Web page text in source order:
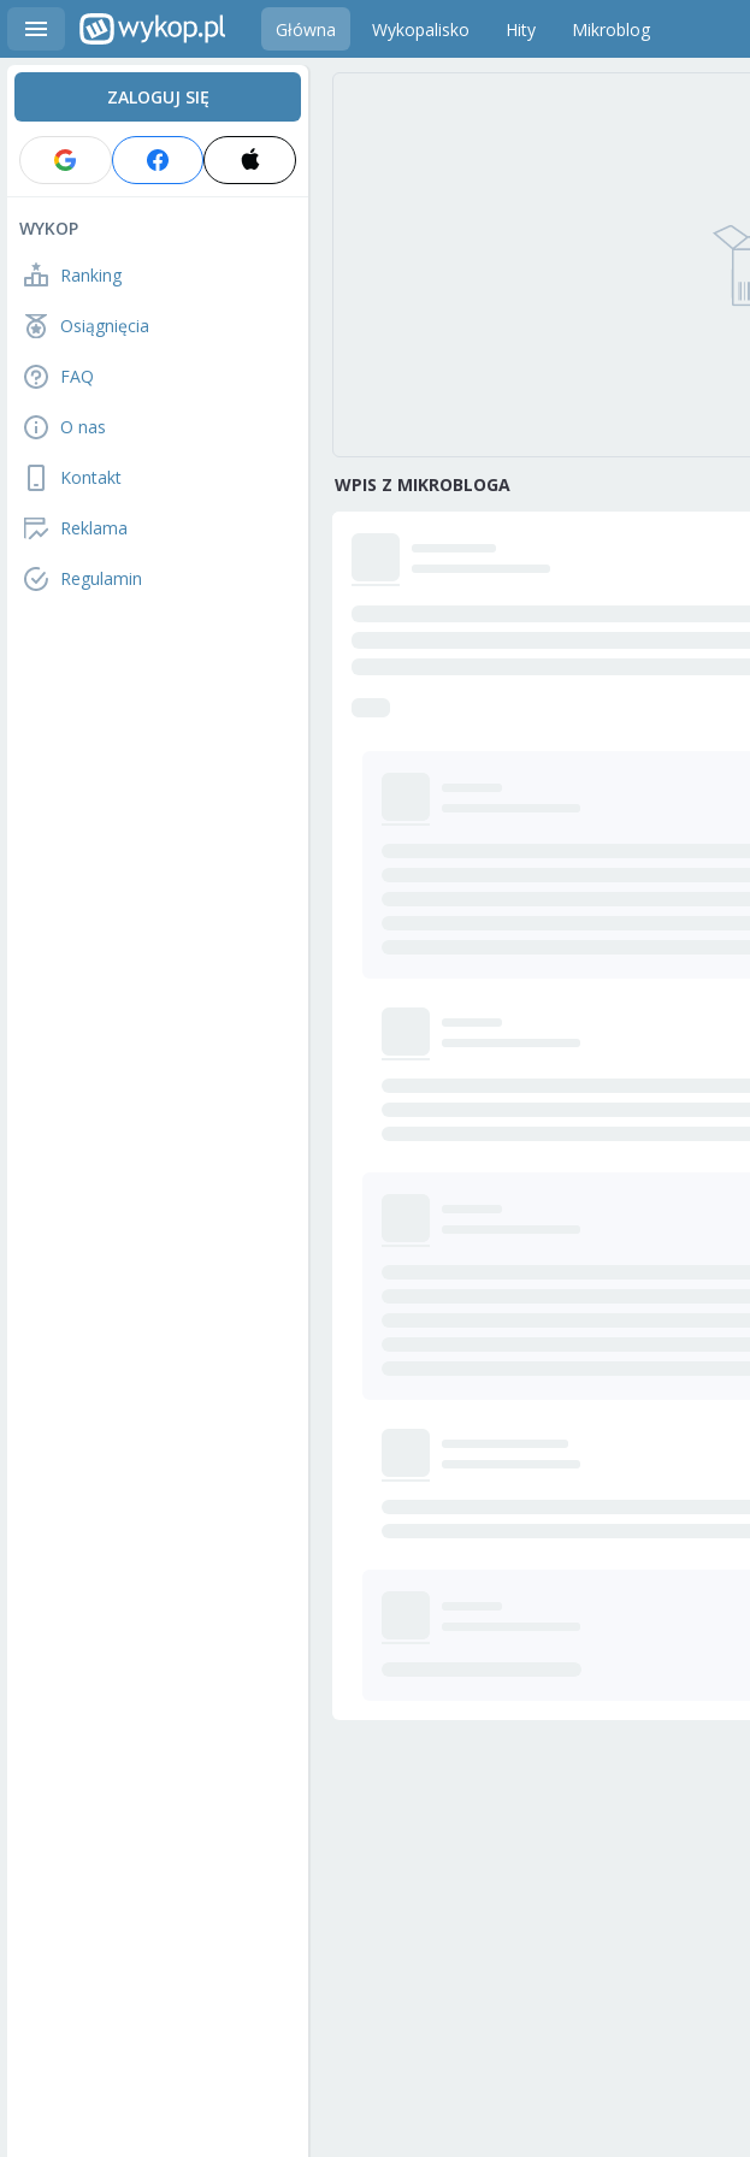
Główna Wykopalisko Hity Mikroblog
ZALOGUJ SIĘ
WYKOP
Ranking
Osiągnięcia
FAQ
O nas
Kontakt
Reklama
Regulamin
WPIS Z MIKROBLOGA